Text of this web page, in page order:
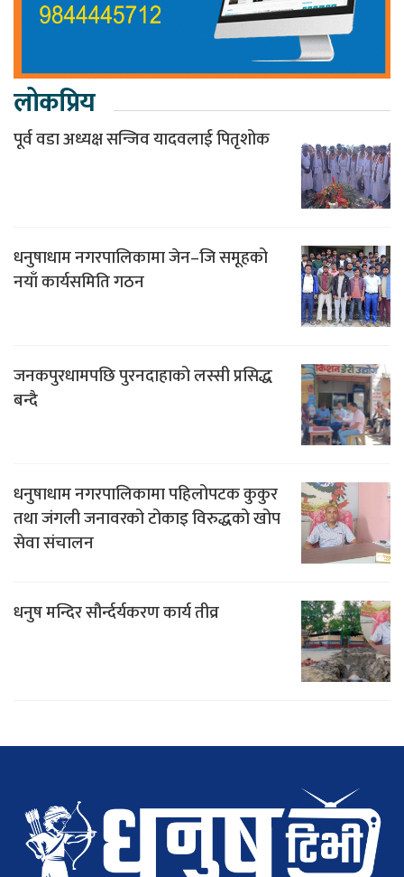
लोकप्रिय
पूर्व वडा अध्यक्ष सन्जिव यादवलाई पितृशोक
धनुषाधाम नगरपालिकामा जेन–जि समूहको
नयाँ कार्यसमिति गठन
जनकपुरधामपछि पुरनदाहाको लस्सी प्रसिद्ध
बन्दै
धनुषाधाम नगरपालिकामा पहिलोपटक कुकुर
तथा जंगली जनावरको टोकाइ विरुद्धको खोप
सेवा संचालन
धनुष मन्दिर सौर्न्दर्यकरण कार्य तीव्र